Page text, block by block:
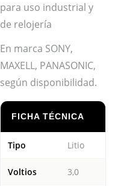
para uso industrial y
de relojería
En marca SONY,
MAXELL, PANASONIC,
según disponibilidad.
FICHA TÉCNICA
Tipo Litio
Voltios 3,0